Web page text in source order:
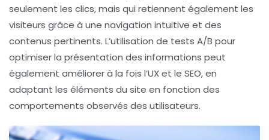
seulement les clics, mais qui retiennent également les
visiteurs grâce à une navigation intuitive et des
contenus pertinents. L’utilisation de tests A/B pour
optimiser la présentation des informations peut
également améliorer à la fois l’UXet le SEO, en
adaptant les éléments du site en fonction des
comportements observés des utilisateurs.